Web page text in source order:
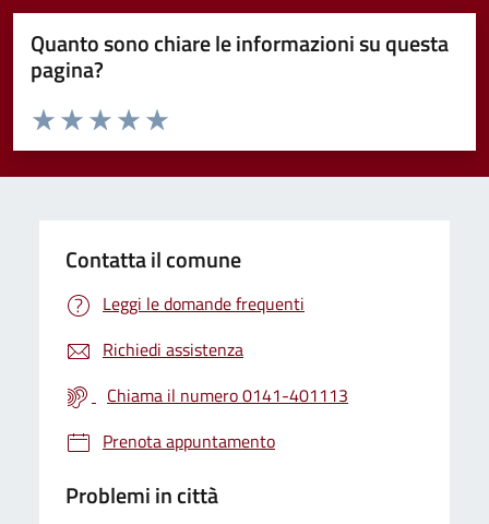
Quanto sono chiare le informazioni su questa
pagina?
Valuta da 1 a 5 stelle la pagina
Valuta 5 stelle su 5
Valuta 4 stelle su 5
Valuta 3 stelle su 5
Valuta 2 stelle su 5
Valuta 1 stelle su 5
Contatta il comune
Leggi le domande frequenti
Richiedi assistenza
Chiama il numero 0141-401113
Prenota appuntamento
Problemi in città